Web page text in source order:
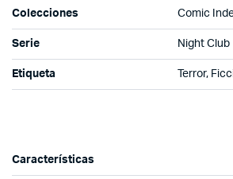
Colecciones Comic
Serie Night Club
Etiqueta Terror,
Características